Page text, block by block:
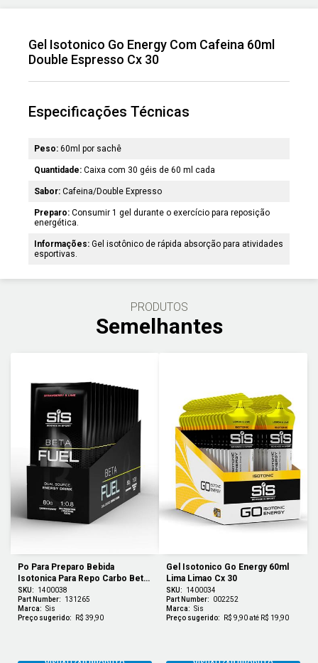
Gel Isotonico Go Energy Com Cafeina 60ml
Double Espresso Cx 30
Especificações Técnicas
Peso: 60ml por sachê
Quantidade: Caixa com 30 géis de 60 ml cada
Sabor: Cafeina/Double Expresso
Preparo: Consumir 1 gel durante o exercício para reposição
energética.
Informações: Gel isotônico de rápida absorção para atividades
esportivas.
PRODUTOS
Semelhantes
Po Para Preparo Bebida
Isotonica Para Repo Carbo Beta
Fuel Morango E Lima Cx 15
SKU:
1400038
Part Number:
131265
Marca: Sis
Preço sugerido:
R$ 39,90
Gel Isotonico Go Energy 60ml
Lima Limao Cx 30
SKU:
1400034
Part Number:
002252
Marca: Sis
Preço sugerido:
R$ 9,90 até R$ 19,90